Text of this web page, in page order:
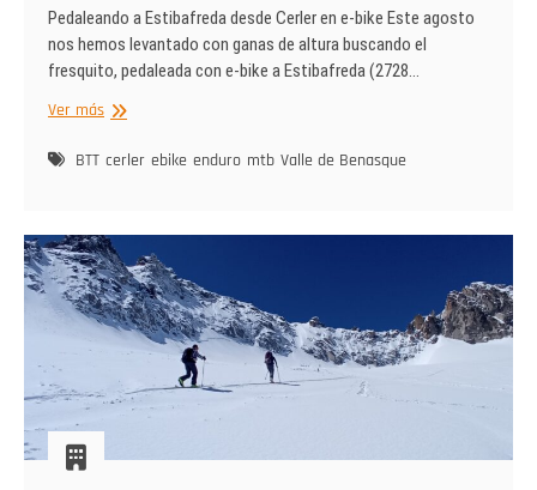
Pedaleando a Estibafreda desde Cerler en e-bike Este agosto
nos hemos levantado con ganas de altura buscando el
fresquito, pedaleada con e-bike a Estibafreda (2728…
Ver másEstibafreda
en
BTT cerler ebike enduro mtb Valle de Benasque